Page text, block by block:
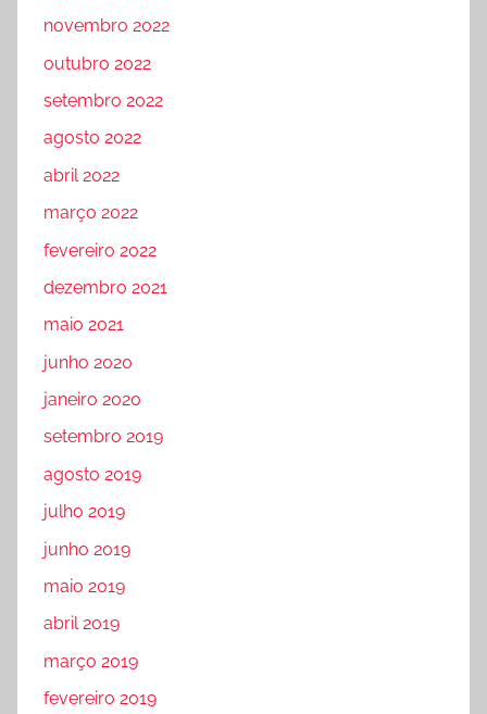
novembro 2022
outubro 2022
setembro 2022
agosto 2022
abril 2022
março 2022
fevereiro 2022
dezembro 2021
maio 2021
junho 2020
janeiro 2020
setembro 2019
agosto 2019
julho 2019
junho 2019
maio 2019
abril 2019
março 2019
fevereiro 2019